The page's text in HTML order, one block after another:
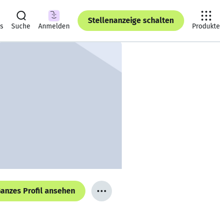
Suche Anmelden
Stellenanzeige schalten
Produkte
Profil ansehen